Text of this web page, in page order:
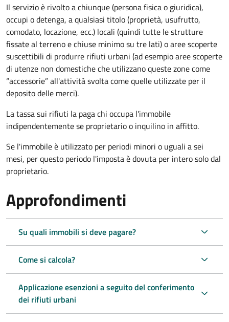
Il servizio è rivolto a chiunque (persona fisica o giuridica),
occupi o detenga, a qualsiasi titolo (proprietà, usufrutto,
comodato, locazione, ecc.) locali (quindi tutte le strutture
fissate al terreno e chiuse minimo su tre lati) o aree scoperte
suscettibili di produrre rifiuti urbani (ad esempio aree scoperte
di utenze non domestiche che utilizzano queste zone come
“accessorie” all'attività svolta come quelle utilizzate per il
deposito delle merci).
La tassa sui rifiuti la paga chi occupa l'immobile
indipendentemente se proprietario o inquilino in affitto.
Se l'immobile è utilizzato per periodi minori o uguali a sei
mesi, per questo periodo l'imposta è dovuta per intero solo dal
proprietario.
Approfondimenti
Su quali immobili si deve pagare?
Come si calcola?
Applicazione esenzioni a seguito del conferimento
dei rifiuti urbani